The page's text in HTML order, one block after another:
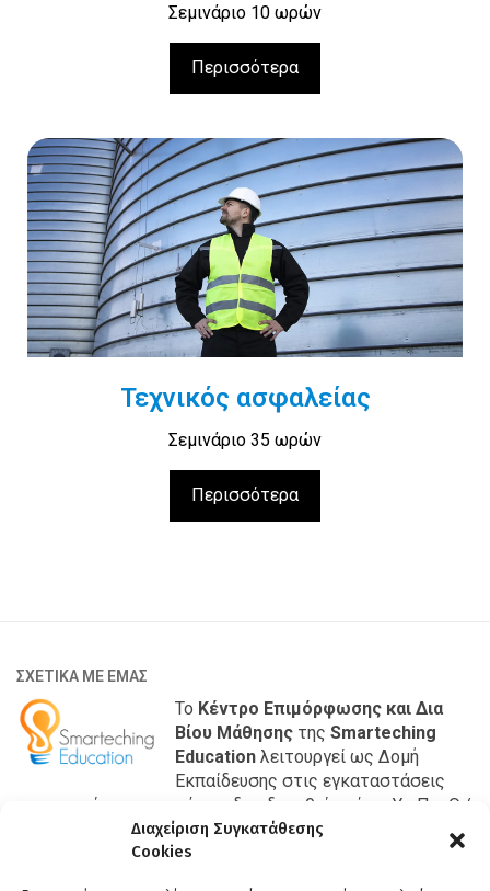
Διαχείριση Συγκατάθεσης
Cookies
Σεμινάριο 10 ωρών
Περισσότερα
Τεχνικός ασφαλείας
Σεμινάριο 35 ωρών
Περισσότερα
ΣΧΕΤΙΚΑ ΜΕ ΕΜΑΣ
Το Κέντρο Επιμόρφωσης και Δια
Βίου Μάθησης της Smarteching
Education λειτουργεί ως Δομή
Εκπαίδευσης στις εγκαταστάσεις
της εταιρίας μας και έχει αδειοδοτηθεί από το Υπ.Παι.Θ./
Γενική Γραμματεία Επαγγελματικής Εκπαίδευσης,
Κατάρτισης και Δια Βίου Μάθησης με κωδικό 201069353.
ΒΡΕΙΤΕ ΜΑΣ